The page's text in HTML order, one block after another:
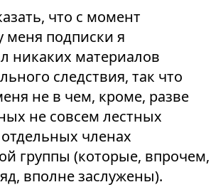
что с момент
меня подписки я
никаких материалов
следствия, так что
не в чем, кроме, разве
не совсем лестных
членах
группы (которые, впрочем,
вполне заслужены).